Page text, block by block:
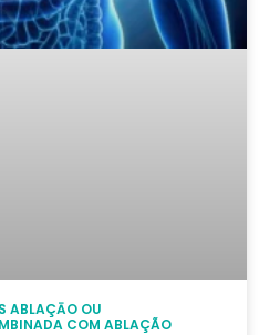
ABLAÇĀO OU
COM ABLAÇÃO